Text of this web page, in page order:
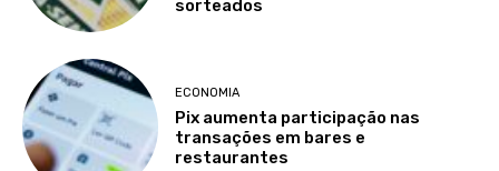
sorteados
ECONOMIA
Pix aumenta participação nas
transações em bares e
restaurantes